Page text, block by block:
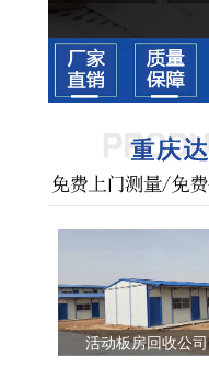
活动板房回收公司